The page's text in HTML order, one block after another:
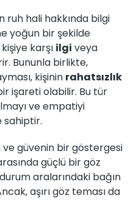
ruh hali hakkında bilgi
yoğun bir şekilde
karşı ilgi veya
Bununla birlikte,
kişinin rahatsızlık
işareti olabilir. Bu tür
ve empatiyi
sahiptir.
ve güvenin bir göstergesi
güçlü bir göz
aralarındaki bağın
aşırı göz teması da